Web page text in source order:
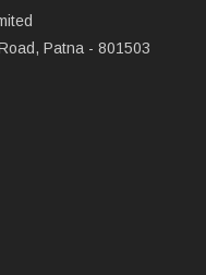
Patna - 801503